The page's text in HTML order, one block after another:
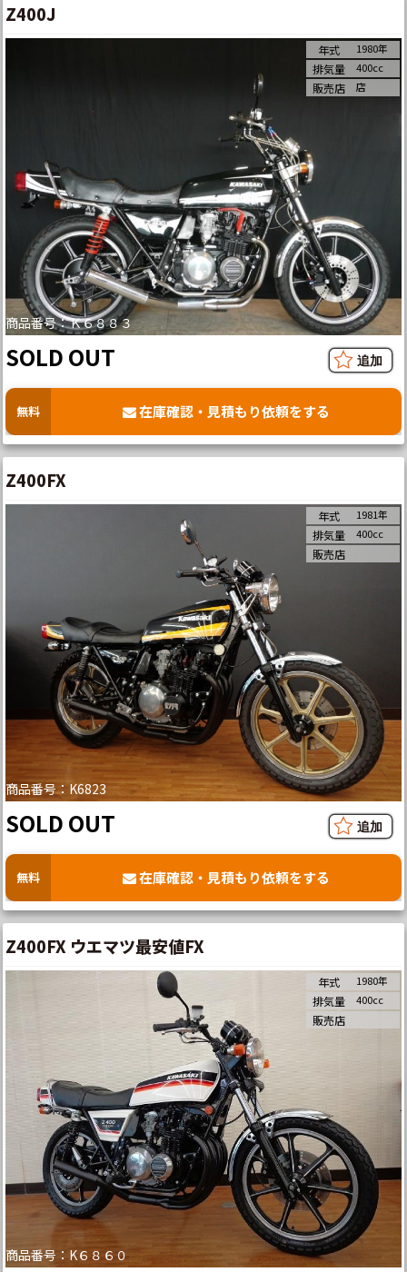
Z400J
商品番号：Ｋ６８８３
年式 1980年
排気量 400cc
販売店 店
SOLD OUT
無料 在庫確認・見積もり依頼をする
Z400FX
商品番号：K6823
年式 1981年
排気量 400cc
販売店
SOLD OUT
無料 在庫確認・見積もり依頼をする
Z400FX ウエマツ最安値FX
商品番号：K６８６０
年式 1980年
排気量 400cc
販売店